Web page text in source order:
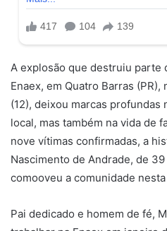
A explosão que destruiu parte
Enaex, em Quatro Barras
(12), deixou marcas profundas
local, mas também na vida de
nove vítimas confirmadas, a
Nascimento de Andrade, de
comooveu a comunidade
Pai dedicado e homem de fé,